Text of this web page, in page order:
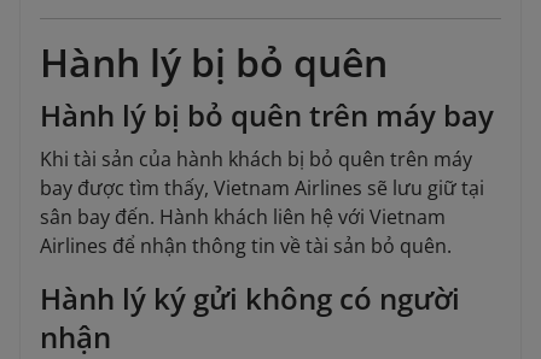
Hành lý bị bỏ quên
Hành lý bị bỏ quên trên máy bay
Khi tài sản của hành khách bị bỏ quên trên máy
bay được tìm thấy, Vietnam Airlines sẽ lưu giữ tại
sân bay đến. Hành khách liên hệ với Vietnam
Airlines để nhận thông tin về tài sản bỏ quên.
Hành lý ký gửi không có người
nhận